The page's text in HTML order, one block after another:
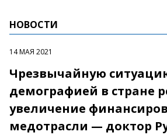
НОВОСТИ
14 МАЯ 2021
Чрезвычайную
демографией в стране
увеличение
медотрасли — доктор